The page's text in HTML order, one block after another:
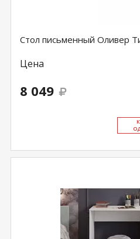
Стол письменный Оливер
Цена
8 049